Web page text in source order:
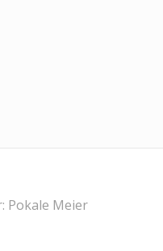
Pokale Meier